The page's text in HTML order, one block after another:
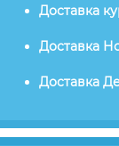
Доставка
Доставка
Доставка